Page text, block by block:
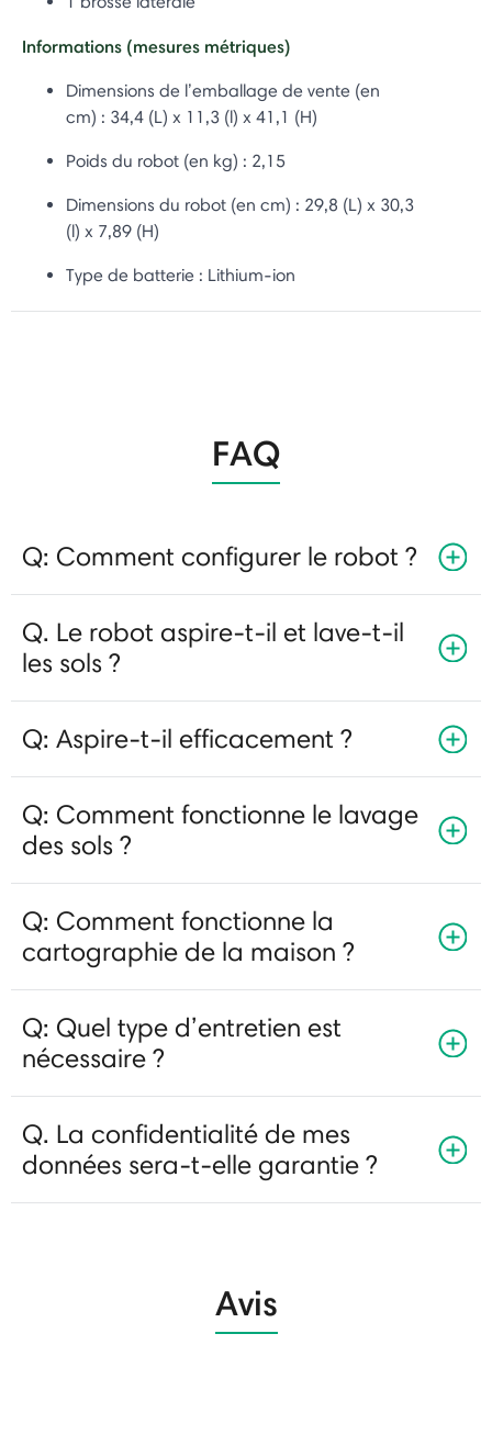
Informations (mesures métriques)
Dimensions de l’emballage de vente (en
cm) : 34,4 (L) x 11,3 (l) x 41,1 (H)
Poids du robot (en kg) : 2,15
Dimensions du robot (en cm) : 29,8 (L) x 30,3
(l) x 7,89 (H)
Type de batterie : Lithium-ion
FAQ
Q: Comment configurer le robot ?
Q. Le robot aspire-t-il et lave-t-il
les sols ?
Q: Aspire-t-il efficacement ?
Q: Comment fonctionne le lavage
des sols ?
Q: Comment fonctionne la
cartographie de la maison ?
Q: Quel type d’entretien est
nécessaire ?
Q. La confidentialité de mes
données sera-t-elle garantie ?
Avis